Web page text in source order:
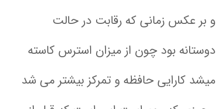
و بر عکس زمانی که رقابت در حالت
دوستانه بود چون از میزان استرس کاسته
میشد کارایی حافظه و تمرکز بیشتر می شد